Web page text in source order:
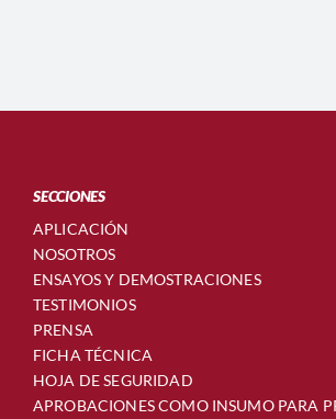
SECCIONES
APLICACIÓN
NOSOTROS
ENSAYOS Y DEMOSTRACIONES
TESTIMONIOS
PRENSA
FICHA TÉCNICA
HOJA DE SEGURIDAD
APROBACIONES COMO INSUMO PARA